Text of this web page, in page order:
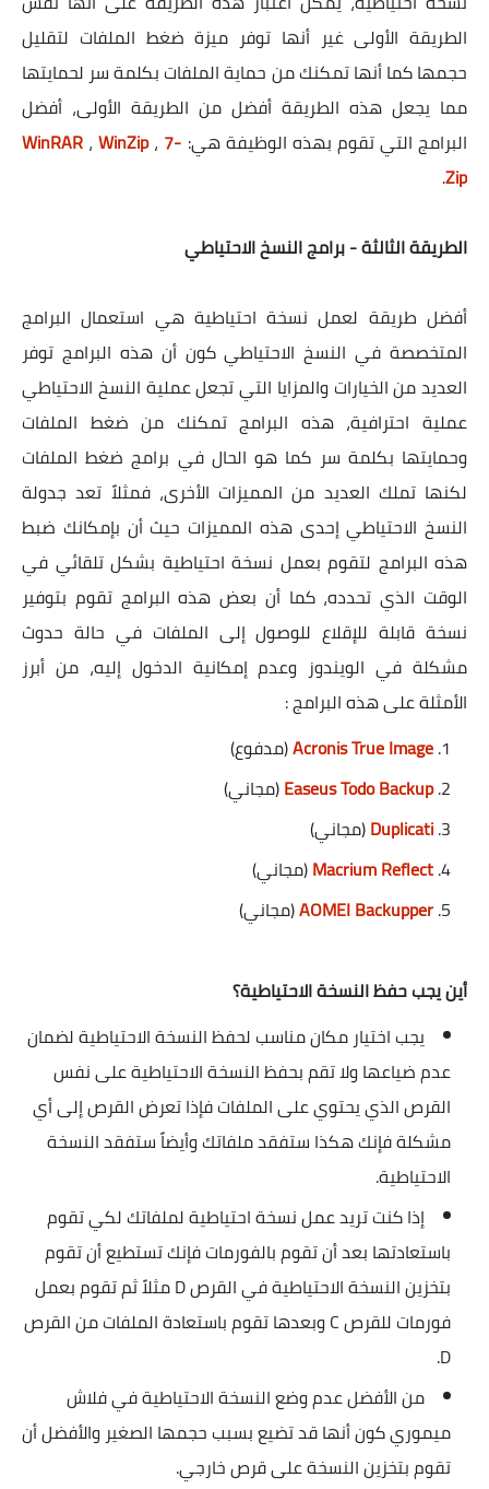
الطريقة الأولى غير أنها توفر ميزة ضغط الملفات لتقليل
حجمها كما أنها تمكنك من حماية الملفات بكلمة سر لحمايتها
مما يجعل هذه الطريقة أفضل من الطريقة الأولى، أفضل
البرامج التي تقوم بهذه الوظيفة هي:
WinRAR ،WinZip، 7-
Zip
.
الطريقة الثالثة - برامج النسخ الاحتياطي
أفضل طريقة لعمل نسخة احتياطية هي استعمال البرامج
المتخصصة في النسخ الاحتياطي كون أن هذه البرامج توفر
العديد من الخيارات والمزايا التي تجعل عملية النسخ الاحتياطي
عملية احترافية، هذه البرامج تمكنك من ضغط الملفات
وحمايتها بكلمة سر كما هو الحال في برامج ضغط الملفات
لكنها تملك العديد من المميزات الأخرى، فمثلاً تعد جدولة
النسخ الاحتياطي إحدى هذه المميزات حيث أن بإمكانك ضبط
هذه البرامج لتقوم بعمل نسخة احتياطية بشكل تلقائي في
الوقت الذي تحدده، كما أن بعض هذه البرامج تقوم بتوفير
نسخة قابلة للإقلاع للوصول إلى الملفات في حالة حدوث
مشكلة في الويندوز وعدم إمكانية الدخول إليه، من أبرز
الأمثلة على هذه البرامج :
Acronis True Image(مدفوع)
Easeus Todo Backup(مجاني)
Duplicati(مجاني)
Macrium Reflect(مجاني)
AOMEI Backupper(مجاني)
أين يجب حفظ النسخة الاحتياطية؟
يجب اختيار مكان مناسب لحفظ النسخة الاحتياطية لضمان
عدم ضياعها ولا تقم بحفظ النسخة الاحتياطية على نفس
القرص الذي يحتوي على الملفات فإذا تعرض القرص إلى أي
مشكلة فإنك هكذا ستفقد ملفاتك وأيضاً ستفقد النسخة
الاحتياطية.
إذا كنت تريد عمل نسخة احتياطية لملفاتك لكي تقوم
باستعادتها بعد أن تقوم بالفورمات فإنك تستطيع أن تقوم
بتخزين النسخة الاحتياطية في القرص D مثلاً ثم تقوم بعمل
فورمات للقرص C وبعدها تقوم باستعادة الملفات من القرص
D.
من الأفضل عدم وضع النسخة الاحتياطية في فلاش
ميموري كون أنها قد تضيع بسبب حجمها الصغير والأفضل أن
تقوم بتخزين النسخة على قرص خارجي.